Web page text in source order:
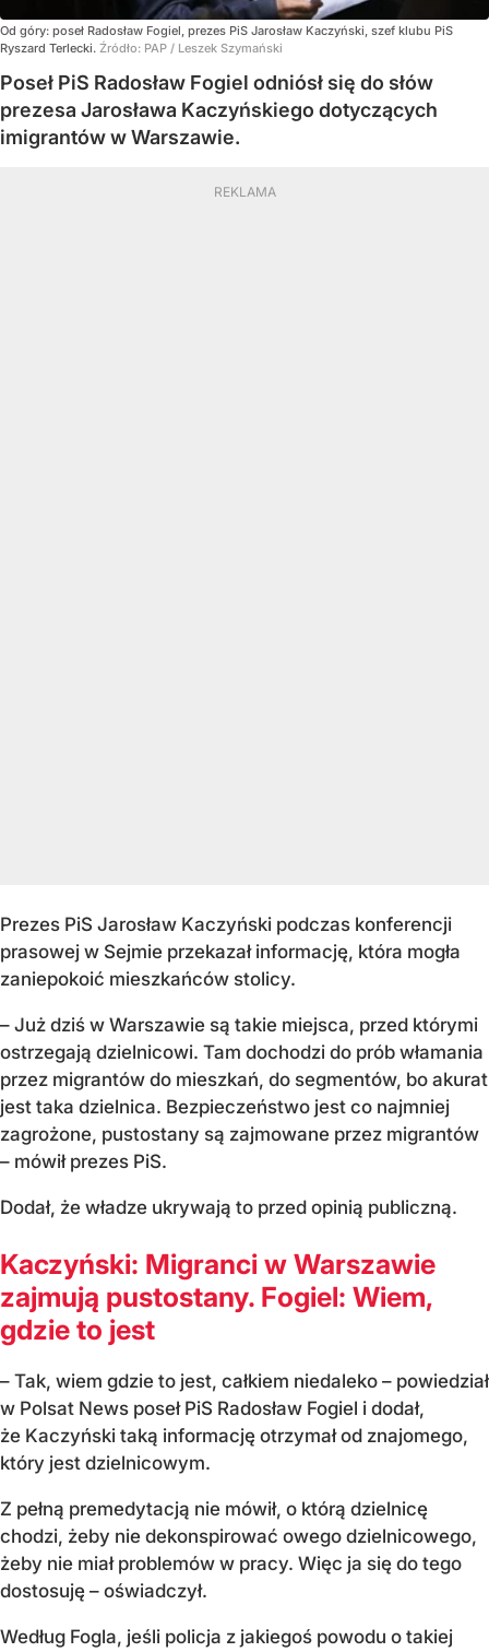
Od góry: poseł Radosław Fogiel, prezes PiS Jarosław Kaczyński, szef klubu PiS
Ryszard Terlecki. Źródło: PAP / Leszek Szymański
Poseł PiS Radosław Fogiel odniósł się do słów
prezesa Jarosława Kaczyńskiego dotyczących
imigrantów w Warszawie.
Prezes PiS Jarosław Kaczyński podczas konferencji
prasowej w Sejmie przekazał informację, która mogła
zaniepokoić mieszkańców stolicy.
– Już dziś w Warszawie są takie miejsca, przed którymi
ostrzegają dzielnicowi. Tam dochodzi do prób włamania
przez migrantów do mieszkań, do segmentów, bo akurat
jest taka dzielnica. Bezpieczeństwo jest co najmniej
zagrożone, pustostany są zajmowane przez migrantów
– mówił prezes PiS.
Dodał, że władze ukrywają to przed opinią publiczną.
Kaczyński: Migranci w Warszawie
zajmują pustostany. Fogiel: Wiem,
gdzie to jest
– Tak, wiem gdzie to jest, całkiem niedaleko – powiedział
w Polsat News poseł PiS Radosław Fogiel i dodał,
że Kaczyński taką informację otrzymał od znajomego,
który jest dzielnicowym.
Z pełną premedytacją nie mówił, o którą dzielnicę
chodzi, żeby nie dekonspirować owego dzielnicowego,
żeby nie miał problemów w pracy. Więc ja się do tego
dostosuję – oświadczył.
Według Fogla, jeśli policja z jakiegoś powodu o takiej